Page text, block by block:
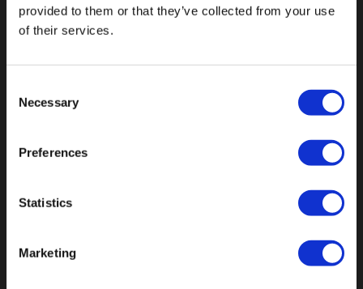
provided to them or that they’ve collected from your use
of their services.
Selection
Necessary
Preferences
Statistics
Marketing
Fallen Sie mit einzigartigen